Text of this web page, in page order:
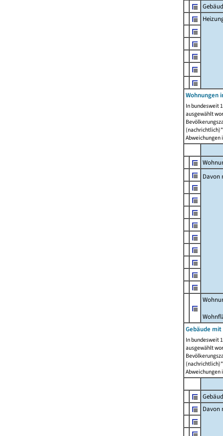
Wohnungen
In bundesweit
ausgewählt
Abweichungen
Davon
Gebäude
In bundesweit
ausgewählt
Abweichungen
Davon